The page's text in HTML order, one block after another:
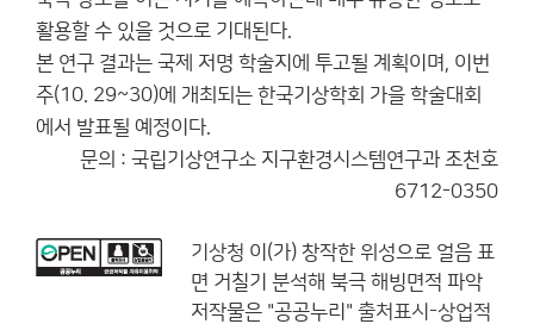
활용할 수 있을 것으로 기대된다.
본 연구 결과는 국제 저명 학술지에 투고될 계획이며, 이번
주(10. 29~30)에 개최되는 한국기상학회 가을 학술대회
에서 발표될 예정이다.
문의 : 국립기상연구소 지구환경시스템연구과 조천호
6712-0350
기상청 이(가) 창작한 위성으로 얼음 표
면 거칠기 분석해 북극 해빙면적 파악
저작물은 "공공누리" 출처표시-상업적